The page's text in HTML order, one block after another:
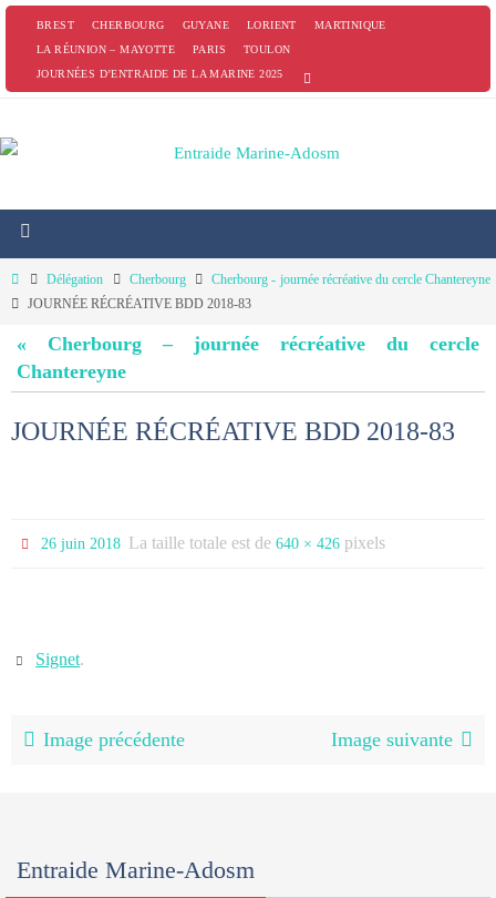
PasserBREST CHERBOURG GUYANE LORIENT
MARTINIQUE
LA RÉUNION – MAYOTTE
PARIS
TOULON
JOURNÉES D’ENTRAIDE DE LA MARINE 2025
HomeDélégation Cherbourg
Cherbourg - journée récréative du cercle Chantereyne
JOURNÉE RÉCRÉATIVE BDD 2018-83
« Cherbourg – journée récréative du cercle
Chantereyne
JOURNÉE RÉCRÉATIVE BDD 2018-83
26 juin 2018 La taille totale est de640 × 426 pixels
Signet.
Image précédente Image suivante
Entraide Marine-Adosm